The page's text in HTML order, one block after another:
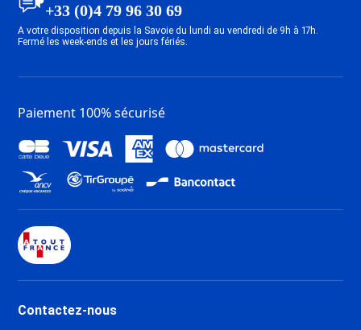
+33 (0)4 79 96 30 69
A votre disposition depuis la Savoie du lundi au vendredi de 9h à 17h.
Fermé les week-ends et les jours fériés.
Paiement 100% sécurisé
Contactez-nous